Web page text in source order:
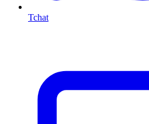
Tchat